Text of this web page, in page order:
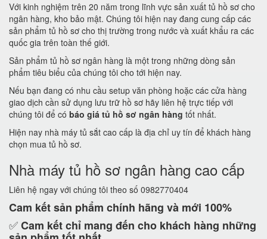
Với kinh nghiệm trên 20 năm trong lĩnh vực sản xuất tủ hồ sơ cho
ngân hàng, kho bảo mật. Chúng tôi hiện nay đang cung cấp các
sản phẩm tủ hồ sơ cho thị trường trong nước và xuất khẩu ra các
quốc gia trên toàn thế giới.
Sản phẩm tủ hồ sơ ngân hàng là một trong những dòng sản
phẩm tiêu biểu của chúng tôi cho tới hiện nay.
Nếu bạn đang có nhu cầu setup văn phòng hoặc các cửa hàng
giao dịch cần sử dụng lưu trữ hồ sơ hãy liên hệ trực tiếp với
chúng tôi để có báo giá tủ hồ sơ ngân hàng tốt nhất.
Hiện nay nhà máy tủ sắt cao cấp là địa chỉ uy tín để khách hàng
chọn mua tủ hồ sơ.
Nhà máy tủ hồ sơ ngân hàng cao cấp
Liên hệ ngay với chúng tôi theo số 0982770404
Cam kếtsản phẩm chính hãng và mới 100%
✅Cam kếtchỉ mang đến cho khách hàng những